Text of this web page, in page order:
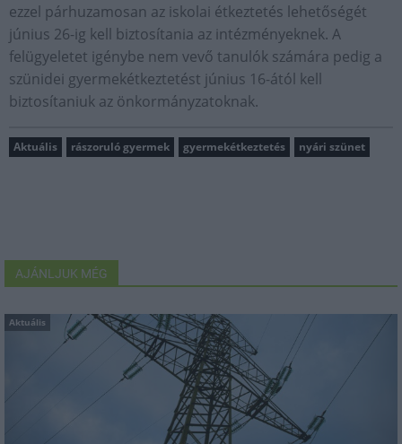
ezzel párhuzamosan az iskolai étkeztetés lehetőségét
június 26-ig kell biztosítania az intézményeknek. A
felügyeletet igénybe nem vevő tanulók számára pedig a
szünidei gyermekétkeztetést június 16-ától kell
biztosítaniuk az önkormányzatoknak.
Aktuális rászoruló gyermek gyermekétkeztetés nyári szünet
AJÁNLJUK MÉG
Aktuális